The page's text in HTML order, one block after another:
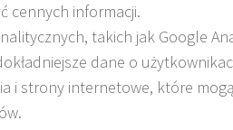
cennych informacji.
takich jak Google
dane o
i strony internetowe, które